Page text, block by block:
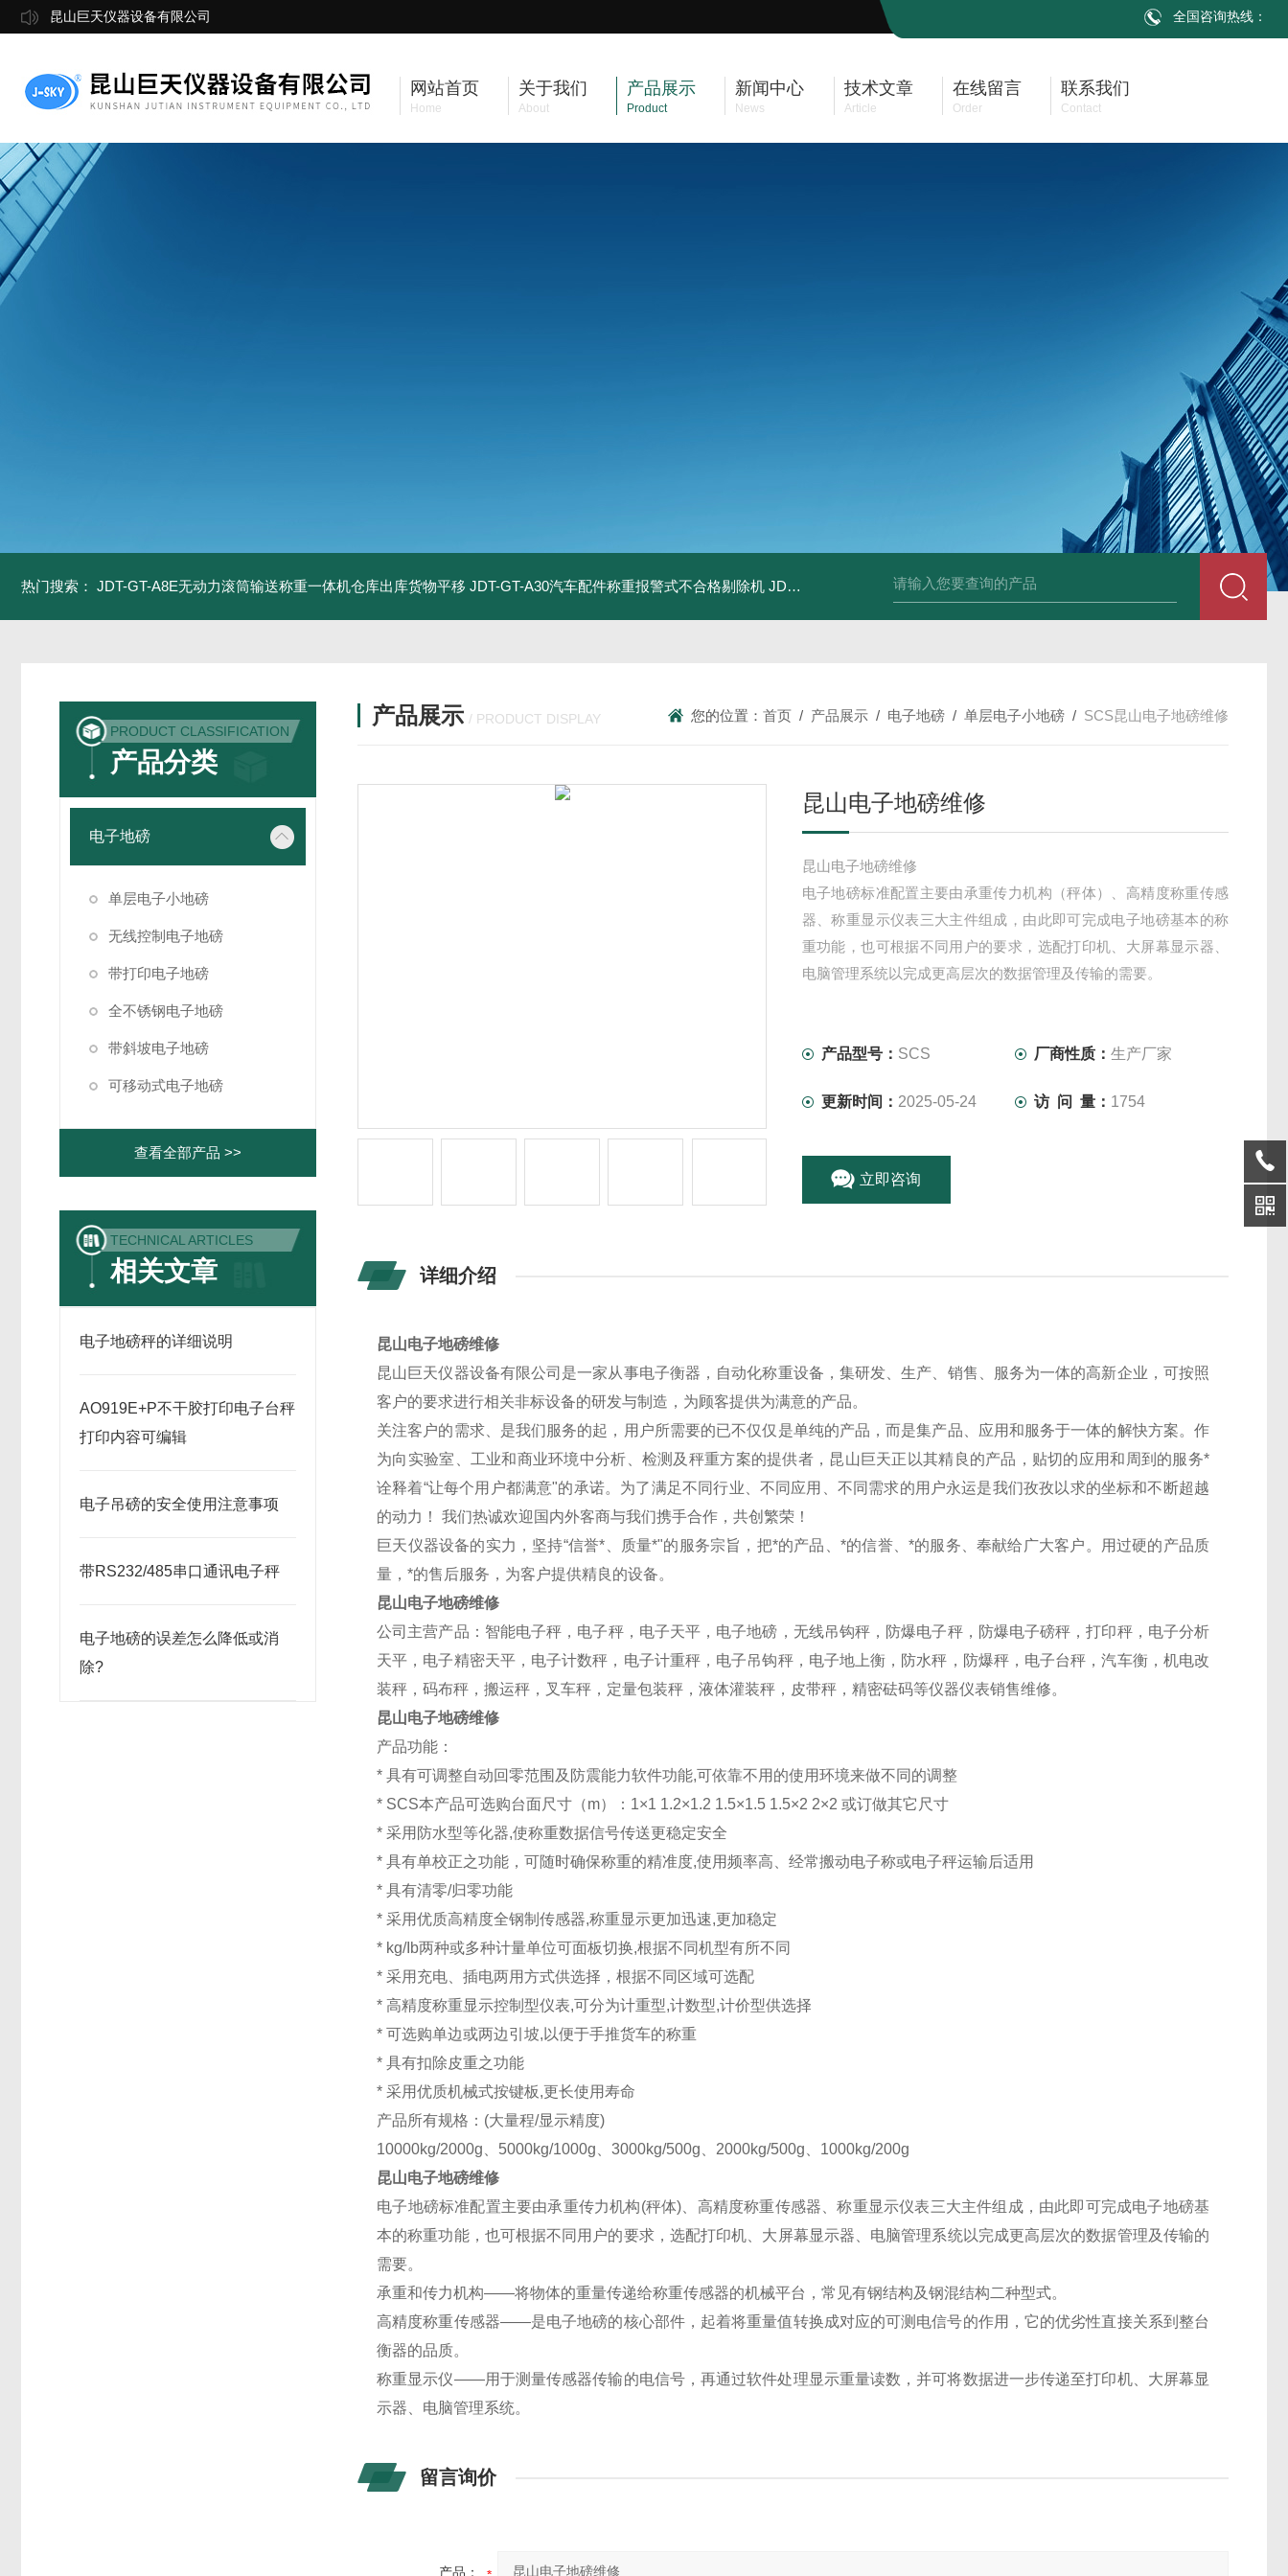
昆山巨天仪器设备有限公司 全国咨询热线：
网站首页
Home
关于我们
About
产品展示
Product
新闻中心
News
技术文章
Article
在线留言
Order
联系我们
Contact
热门搜索： JDT-GT-A8E无动力滚筒输送称重一体机仓库出库货物平移 JDT-GT-A30汽车配件称重报警式不合格剔除机 JDT-GT-A8E儿童玩具包装合规检测秤漏装配件报警滚筒称 JDT-WN-Q20S食品
PRODUCT CLASSIFICATION
产品分类
电子地磅
单层电子小地磅
无线控制电子地磅
带打印电子地磅
全不锈钢电子地磅
带斜坡电子地磅
可移动式电子地磅
查看全部产品 >>
TECHNICAL ARTICLES
相关文章
电子地磅秤的详细说明
AO919E+P不干胶打印电子台秤
打印内容可编辑
电子吊磅的安全使用注意事项
带RS232/485串口通讯电子秤
电子地磅的误差怎么降低或消
除?
产品展示 / PRODUCT DISPLAY 您的位置： 首页 / 产品展示 / 电子地磅 / 单层电子小地磅 / SCS昆山电子地磅维修
昆山电子地磅维修
昆山电子地磅维修
电子地磅标准配置主要由承重传力机构（秤体）、高精度称重传感
器、称重显示仪表三大主件组成，由此即可完成电子地磅基本的称
重功能，也可根据不同用户的要求，选配打印机、大屏幕显示器、
电脑管理系统以完成更高层次的数据管理及传输的需要。
高精度称重传感器——是电子地磅的核心部件，起着将重量值转换
产品型号： SCS 厂商性质：生产厂家
更新时间： 2025-05-24 访 问 量： 1754
立即咨询
详细介绍
昆山电子地磅维修
昆山巨天仪器设备有限公司是一家从事电子衡器，自动化称重设备，集研发、生产、销售、服务为一体的高新企业，可按照
客户的要求进行相关非标设备的研发与制造，为顾客提供为满意的产品。
关注客户的需求、是我们服务的起，用户所需要的已不仅仅是单纯的产品，而是集产品、应用和服务于一体的解快方案。作
为向实验室、工业和商业环境中分析、检测及秤重方案的提供者，昆山巨天正以其精良的产品，贴切的应用和周到的服务*
诠释着“让每个用户都满意"的承诺。为了满足不同行业、不同应用、不同需求的用户永运是我们孜孜以求的坐标和不断超越
的动力！ 我们热诚欢迎国内外客商与我们携手合作，共创繁荣！
巨天仪器设备的实力，坚持“信誉*、质量*"的服务宗旨，把*的产品、*的信誉、*的服务、奉献给广大客户。用过硬的产品质
量，*的售后服务，为客户提供精良的设备。
昆山电子地磅维修
公司主营产品： 智能电子秤， 电子秤，电子天平，电子地磅，无线吊钩秤，防爆电子秤，防爆电子磅秤，打印秤，电子分析
天平，电子精密天平，电子计数秤，电子计重秤，电子吊钩秤，电子地上衡，防水秤，防爆秤，电子台秤，汽车衡，机电改
装秤，码布秤，搬运秤，叉车秤，定量包装秤，液体灌装秤，皮带秤，精密砝码等仪器仪表销售维修。
昆山电子地磅维修
产品功能：
* 具有可调整自动回零范围及防震能力软件功能,可依靠不用的使用环境来做不同的调整
* SCS本产品可选购台面尺寸（m）：1×1 1.2×1.2 1.5×1.5 1.5×2 2×2 或订做其它尺寸
* 采用防水型等化器,使称重数据信号传送更稳定安全
* 具有单校正之功能，可随时确保称重的精准度,使用频率高、经常搬动电子称或电子秤运输后适用
* 具有清零/归零功能
* 采用优质高精度全钢制传感器,称重显示更加迅速,更加稳定
* kg/Ib两种或多种计量单位可面板切换,根据不同机型有所不同
* 采用充电、插电两用方式供选择，根据不同区域可选配
* 高精度称重显示控制型仪表,可分为计重型,计数型,计价型供选择
* 可选购单边或两边引坡,以便于手推货车的称重
* 具有扣除皮重之功能
* 采用优质机械式按键板,更长使用寿命
产品所有规格：(大量程/显示精度)
10000kg/2000g、 5000kg/1000g 、3000kg/500g 2000kg/500g
1000kg/200g
昆山电子地磅维修
电子地磅标准配置主要由承重传力机构(秤体)、高精度称重传感器、称重显示仪表三大主件组成，由此即可完成电子地磅基
本的称重功能，也可根据不同用户的要求，选配打印机、大屏幕显示器、电脑管理系统以完成更高层次的数据管理及传输的
需要。
承重和传力机构——将物体的重量传递给称重传感器的机械平台，常见有钢结构及钢混结构二种型式。
高精度称重传感器——是电子地磅的核心部件，起着将重量值转换成对应的可测电信号的作用，它的优劣性直接关系到整台
衡器的品质。
称重显示仪——用于测量传感器传输的电信号，再通过软件处理显示重量读数，并可将数据进一步传递至打印机、大屏幕显
示器、电脑管理系统。
留言询价
产品：